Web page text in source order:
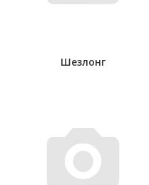
Шезлонг